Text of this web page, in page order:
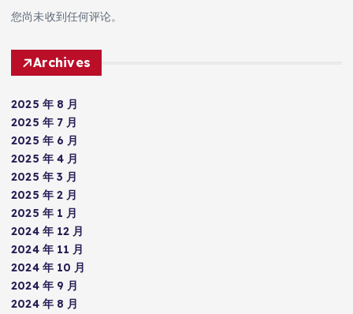
您尚未收到任何评论。
Archives
2025 年 8 月
2025 年 7 月
2025 年 6 月
2025 年 4 月
2025 年 3 月
2025 年 2 月
2025 年 1 月
2024 年 12 月
2024 年 11 月
2024 年 10 月
2024 年 9 月
2024 年 8 月